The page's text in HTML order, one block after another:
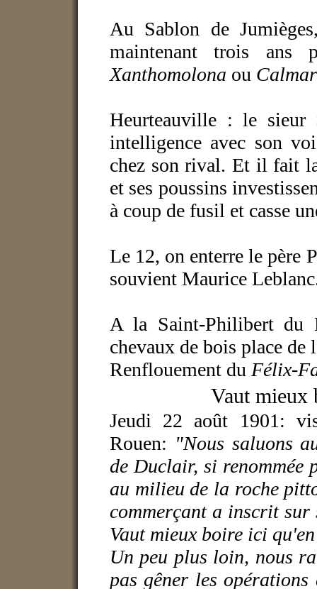
Au Sablon de
maintenant trois
Xanthomolona ou
Heurteauville : le sieur
intelligence avec son
chez son rival. Et il fait
et ses poussins
à coup de fusil et casse
Le 12, on enterre le père
souvient Maurice
A la Saint-Philibert du
chevaux de bois place de
Renflouement du Félix-
Vaut mieux
Jeudi 22 août 1901:
Rouen: "Nous saluons
de Duclair, si renommée
au milieu de la roche
commerçant a inscrit sur
Vaut mieux boire ici
Un peu plus loin, nous
pas gêner les